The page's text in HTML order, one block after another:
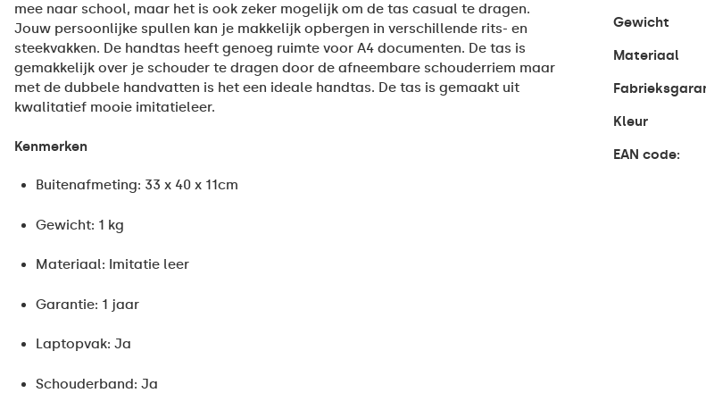
mee naar school, maar het is ook zeker mogelijk om de tas casual te dragen.
Jouw persoonlijke spullen kan je makkelijk opbergen in verschillende rits- en
steekvakken. De handtas heeft genoeg ruimte voor A4 documenten. De tas is
gemakkelijk over je schouder te dragen door de afneembare schouderriem maar
met de dubbele handvatten is het een ideale handtas. De tas is gemaakt uit
kwalitatief mooie imitatieleer.
Kenmerken
Buitenafmeting: 33 x 40 x 11cm
Gewicht: 1 kg
Materiaal: Imitatie leer
Garantie: 1 jaar
Laptopvak: Ja
Schouderband: Ja
Gewicht
Materiaal
Kleur
EAN code: